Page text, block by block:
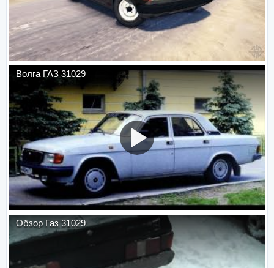
Волга ГАЗ 31029
Обзор Газ 31029